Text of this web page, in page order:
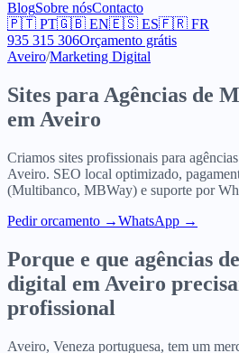
BlogSobre nósContacto
🇵🇹 PT🇬🇧 EN🇪🇸 ES🇫🇷 FR
935 315 306Orçamento grátis
Aveiro/Marketing Digital
Sites para Agências de
em Aveiro
Criamos sites profissionais para
Aveiro. SEO local optimizado,
(Multibanco, MBWay) e suporte por
Pedir orcamento →WhatsApp →
Porque e que agências
digital em Aveiro
profissional
Aveiro, Veneza portuguesa, tem um